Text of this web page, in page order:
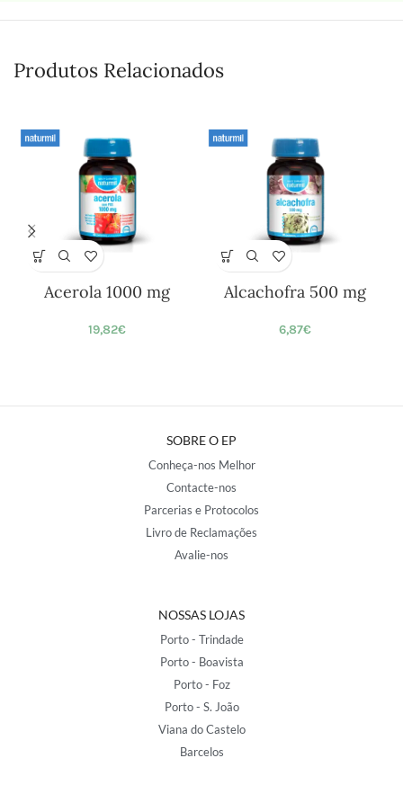
Produtos Relacionados
Acerola 1000 mg
19,82€
Alcachofra 500 mg
6,87€
SOBRE O EP
Conheça-nos Melhor
Contacte-nos
Parcerias e Protocolos
Livro de Reclamações
Avalie-nos
NOSSAS LOJAS
Porto - Trindade
Porto - Boavista
Porto - Foz
Porto - S. João
Viana do Castelo
Barcelos